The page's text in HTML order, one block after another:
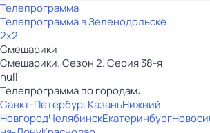
Телепрограмма
Телепрограмма в Зеленодольске
2x2
Смешарики
Смешарики. Сезон 2. Серия 38-я
null
Телепрограмма по городам:
Санкт-ПетербургКазаньНижний
НовгородЧелябинскЕкатеринбург